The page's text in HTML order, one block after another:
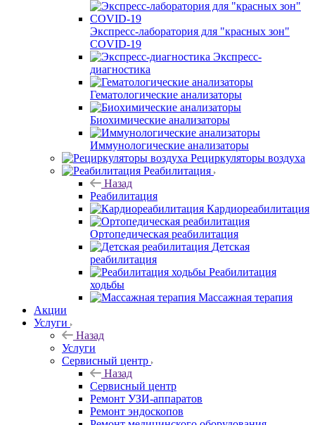
Экспресс-лаборатория для "красных зон"
COVID-19
Экспресс-
диагностика
Гематологические анализаторы
Биохимические анализаторы
Иммунологические анализаторы
Рециркуляторы воздуха
Реабилитация
Назад
Реабилитация
Кардиореабилитация
Ортопедическая реабилитация
Детская
реабилитация
Реабилитация
ходьбы
Массажная терапия
Акции
Услуги
Назад
Услуги
Сервисный центр
Назад
Сервисный центр
Ремонт УЗИ-аппаратов
Ремонт эндоскопов